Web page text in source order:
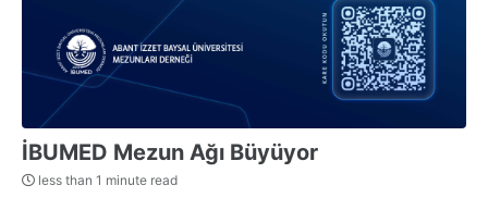
İBUMED Mezun Ağı Büyüyor
less than 1 minute read